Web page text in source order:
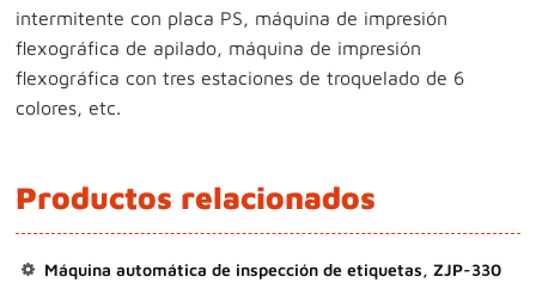
intermitente con placa PS, máquina de impresión
flexográfica de apilado, máquina de impresión
flexográfica con tres estaciones de troquelado de 6
colores, etc.
Productos relacionados
Máquina automática de inspección de etiquetas, ZJP-330